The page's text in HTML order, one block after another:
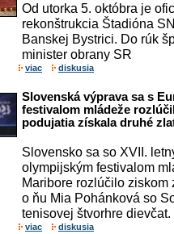
Od utorka 5. októbra je
rekonštrukcia Štadióna
Banskej Bystrici. Do rúk
minister obrany SR
viac diskusia
Slovenská výprava sa s
festivalom mládeže
podujatia získala druhé
Slovensko sa so XVII.
olympijským festivalom
Maribore rozlúčilo ziskom
o ňu Mia Pohánková so
tenisovej štvorhre dievčat.
viac diskusia